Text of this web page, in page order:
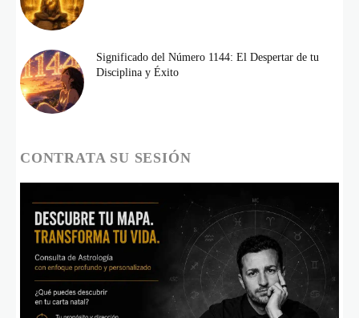
Significado del Número 1144: El Despertar de tu
Disciplina y Éxito
CONTRATA SU SESIÓN